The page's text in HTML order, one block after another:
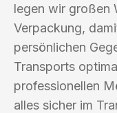
legen wir großen
Verpackung,
persönlichen
Transports
professionellen
alles sicher im